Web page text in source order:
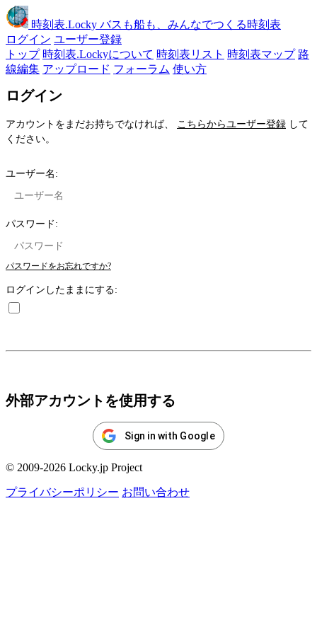
時刻表.Locky バスも船も、みんなでつくる時刻表
ログイン ユーザー登録
トップ 時刻表.Lockyについて 時刻表リスト 時刻表マップ 路
線編集 アップロード フォーラム 使い方
ログイン
アカウントをまだお持ちでなければ、 こちらからユーザー登録 して
ください。
ユーザー名:
パスワード:
パスワードをお忘れですか?
ログインしたままにする:
外部アカウントを使用する
Sign in with Google
© 2009-2026 Locky.jp Project
プライバシーポリシー お問い合わせ